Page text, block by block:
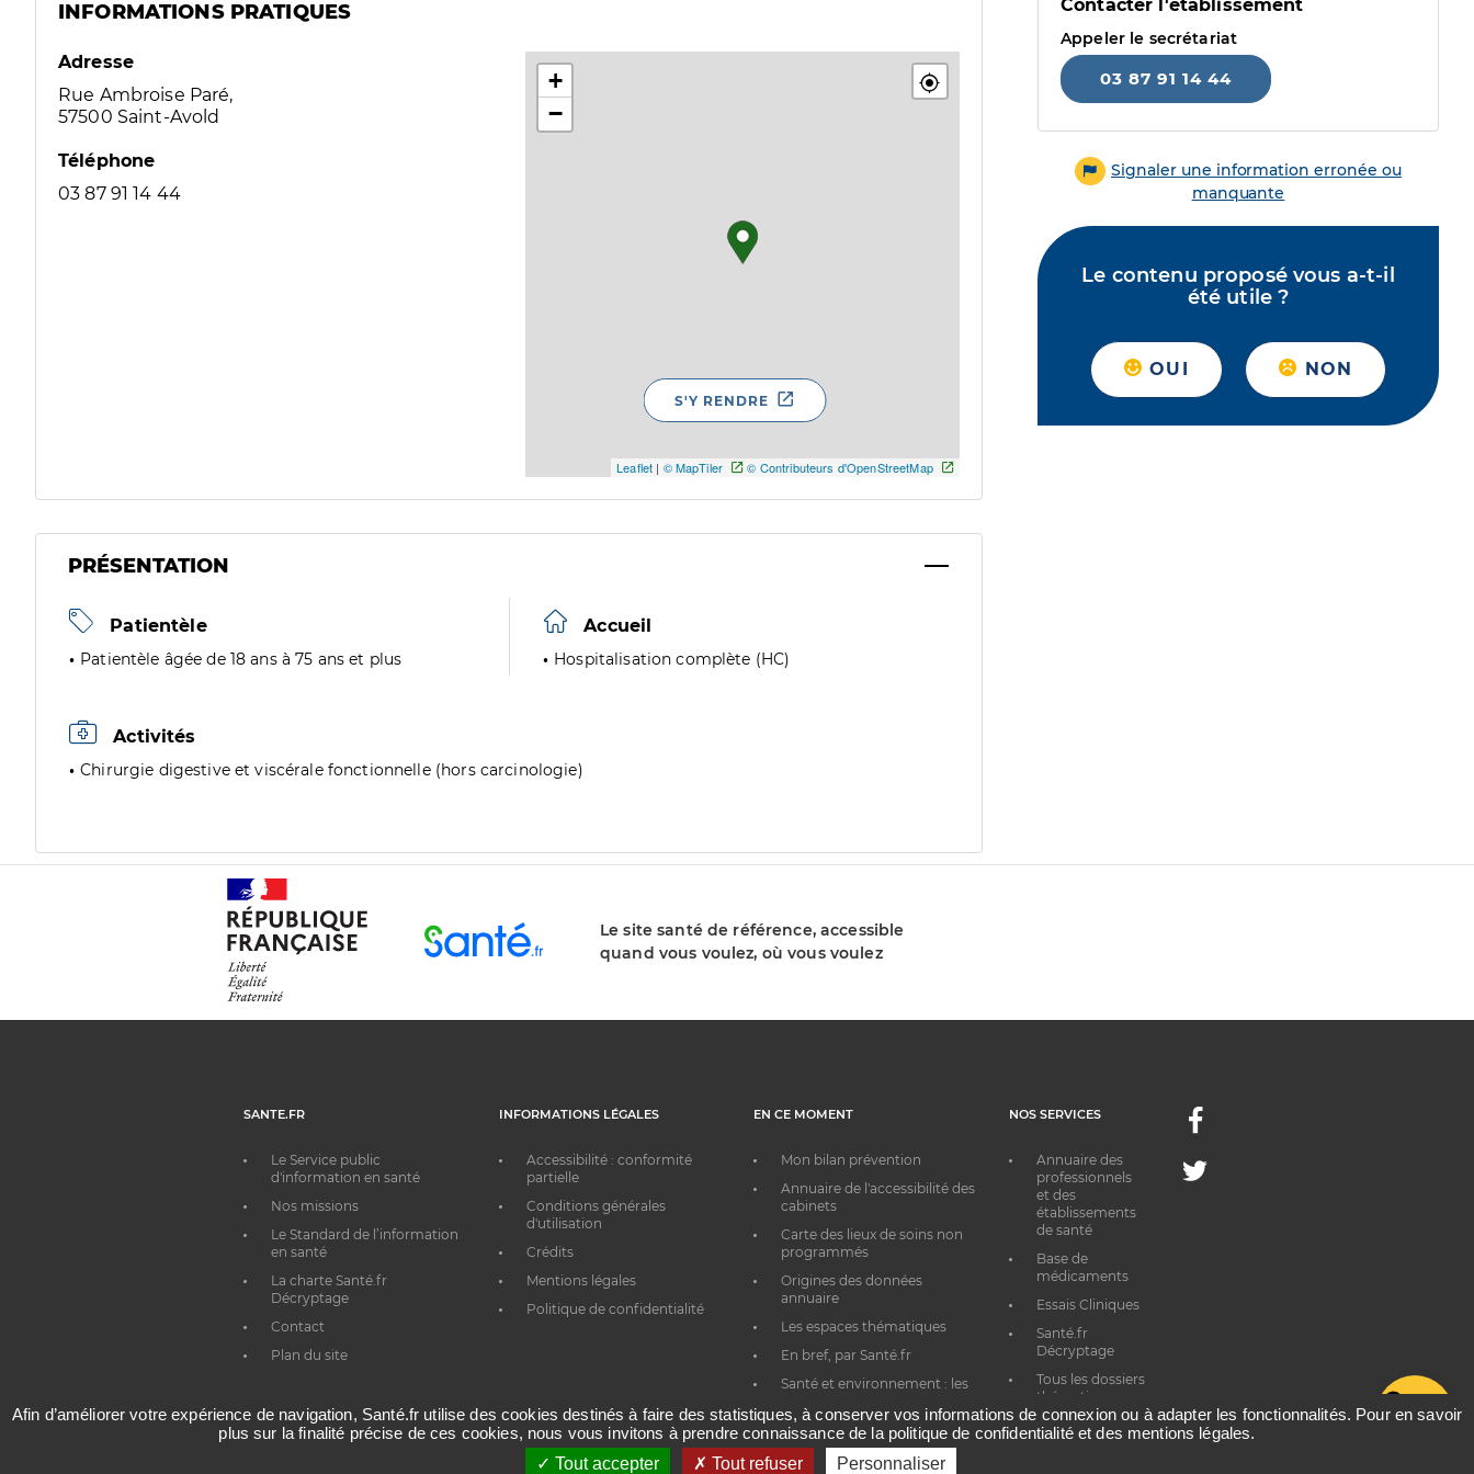
INFORMATIONS PRATIQUES
Adresse
Rue Ambroise Paré,
57500 Saint-Avold
Téléphone
03 87 91 14 44
+
−
Leaflet | © MapTiler © Contributeurs d'OpenStreetMap
S'Y RENDRE
PRÉSENTATION
Patientèle
Patientèle âgée de 18 ans à 75 ans et plus
Accueil
Hospitalisation complète (HC)
Activités
Chirurgie digestive et viscérale fonctionnelle (hors carcinologie)
Contacter l'établissement
Appeler le secrétariat
03 87 91 14 44
Signaler une information erronée ou
manquante
Le contenu proposé vous a-t-il
été utile ?
OUI NON
Le site santé de référence, accessible
quand vous voulez, où vous voulez
SANTE.FR
Le Service public
d'information en santé
Nos missions
Le Standard de l’information
en santé
La charte Santé.fr
Décryptage
Contact
Plan du site
INFORMATIONS LÉGALES
Accessibilité : conformité
partielle
Conditions générales
d'utilisation
Crédits
Mentions légales
Politique de confidentialité
EN CE MOMENT
Mon bilan prévention
Annuaire de l'accessibilité des
cabinets
Carte des lieux de soins non
programmés
Origines des données
annuaire
Les espaces thématiques
En bref, par Santé.fr
Santé et environnement : les
NOS SERVICES
Annuaire des
professionnels
et des
établissements
de santé
Base de
médicaments
Essais Cliniques
Santé.fr
Décryptage
Tous les dossiers
thématiques
Facebook
Twitter
Afin d’améliorer votre expérience de navigation, Santé.fr utilise des cookies destinés à faire des statistiques, à conserver vos informations de connexion ou à adapter les fonctionnalités. Pour en savoir
plus sur la finalité précise de ces cookies, nous vous invitons à prendre connaissance de la politique de confidentialité et des mentions légales.
Tout accepter
Tout refuser Personnaliser